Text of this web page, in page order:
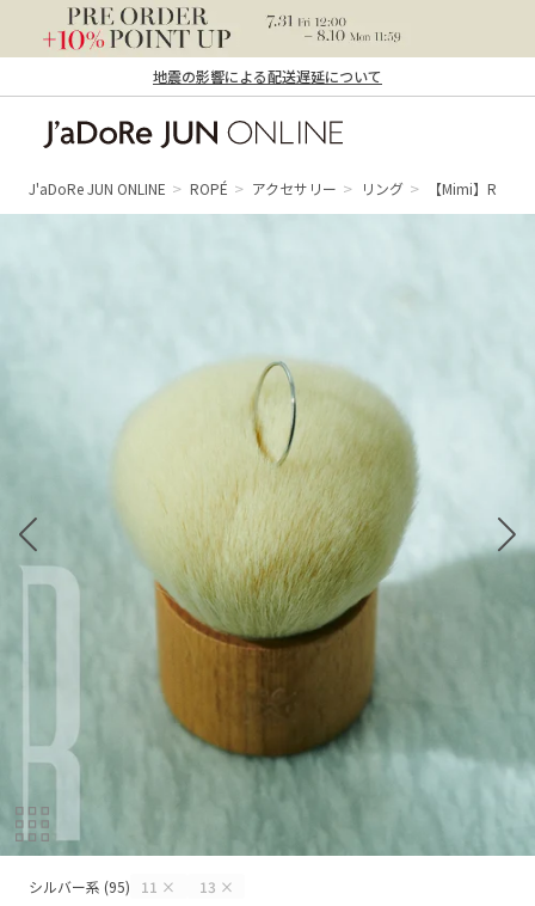
地震の影響による配送遅延について
ン オンライン）
J'aDoRe JUN ONLINE ROPÉ アクセサリー リング 【Mimi】R（
シルバー系 (95) 11 × 13 ×